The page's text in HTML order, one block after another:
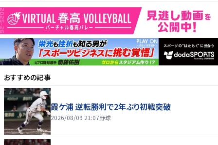
おすすめの記事
霞ケ浦 逆転勝利で2年ぶり初戦突破
2026/08/09 21:07野球